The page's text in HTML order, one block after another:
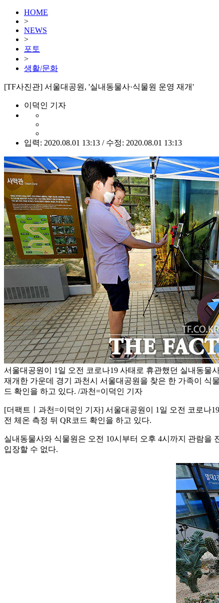
HOME
>
NEWS
>
포토
>
생활/문화
[TF사진관] 서울대공원, '실내동물사·식물원 운영 재개'
이덕인 기자
입력: 2020.08.01 13:13 / 수정: 2020.08.01 13:13
서울대공원이 1일 오전 코로나19 사태로 휴관했던 실내동물
재개한 가운데 경기 과천시 서울대공원을 찾은 한 가족이 식
드 확인을 하고 있다. /과천=이덕인 기자
[더팩트ㅣ과천=이덕인 기자] 서울대공원이 1일 오전 코로나
전 체온 측정 뒤 QR코드 확인을 하고 있다.
실내동물사와 식물원은 오전 10시부터 오후 4시까지 관람을
입장할 수 없다.